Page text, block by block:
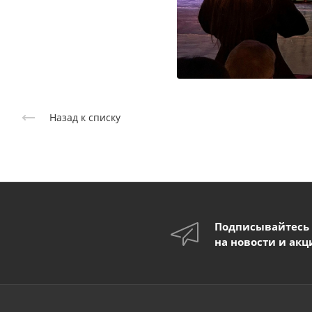
Назад к списку
Подписывайтесь
на новости и